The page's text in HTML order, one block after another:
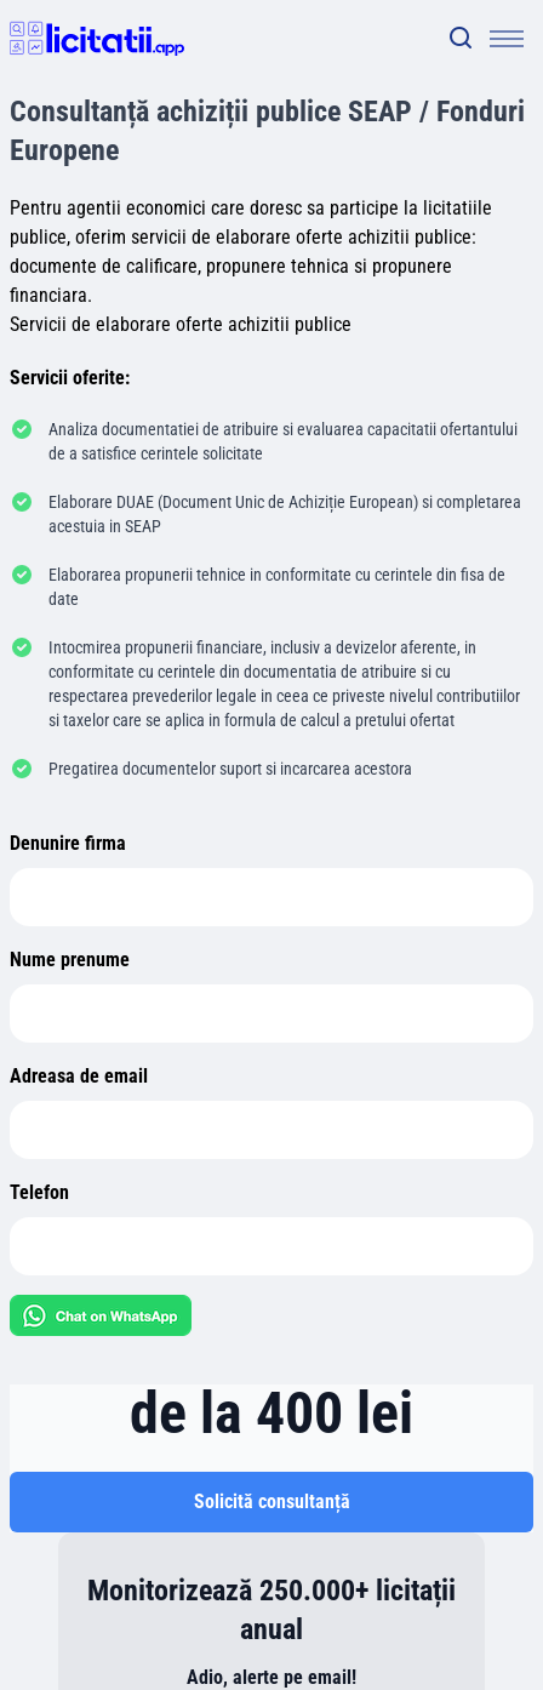
Consultanță achiziții publice SEAP / Fonduri
Europene
Pentru agentii economici care doresc sa participe la licitatiile
publice, oferim servicii de elaborare oferte achizitii publice:
documente de calificare, propunere tehnica si propunere
financiara.
Servicii de elaborare oferte achizitii publice
Servicii oferite:
Analiza documentatiei de atribuire si evaluarea capacitatii ofertantului
de a satisfice cerintele solicitate
Elaborare DUAE (Document Unic de Achiziție European) si completarea
acestuia in SEAP
Elaborarea propunerii tehnice in conformitate cu cerintele din fisa de
date
Intocmirea propunerii financiare, inclusiv a devizelor aferente, in
conformitate cu cerintele din documentatia de atribuire si cu
respectarea prevederilor legale in ceea ce priveste nivelul contributiilor
si taxelor care se aplica in formula de calcul a pretului ofertat
Pregatirea documentelor suport si incarcarea acestora
Denunire firma
Nume prenume
Adreasa de email
Telefon
de la 400 lei
Solicită consultanță
Monitorizează 250.000+ licitații
anual
Adio, alerte pe email!